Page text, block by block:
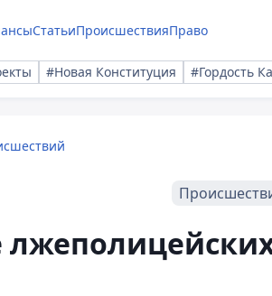
СтатьиПроисшествияПраво
#Новая Конституция #Гордость